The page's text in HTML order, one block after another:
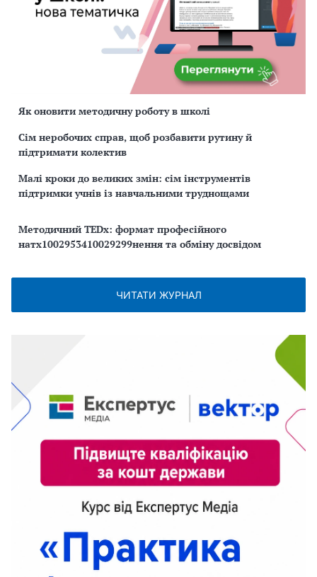
Як оновити методичну роботу в школі
Сім неробочих справ, щоб розбавити рутину й
підтримати колектив
Малі кроки до великих змін: сім інструментів
підтримки учнів із навчальними труднощами
Методичний TEDx: формат професійного
натх1002953410029299нення та обміну досвідом
ЧИТАТИ ЖУРНАЛ